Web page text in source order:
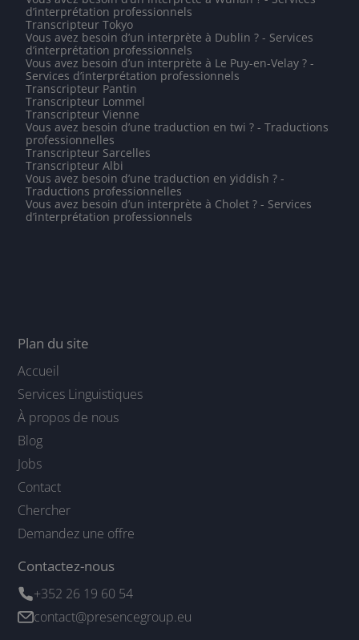
d’interprétation professionnels
Transcripteur Tokyo
Vous avez besoin d’un interprète à Dublin ? - Services
d’interprétation professionnels
Vous avez besoin d’un interprète à Le Puy-en-Velay ? -
Services d’interprétation professionnels
Transcripteur Pantin
Transcripteur Lommel
Transcripteur Vienne
Vous avez besoin d’une traduction en twi ? - Traductions
professionnelles
Transcripteur Sarcelles
Transcripteur Albi
Vous avez besoin d’une traduction en yiddish ? -
Traductions professionnelles
Vous avez besoin d’un interprète à Cholet ? - Services
d’interprétation professionnels
Plan du site
Accueil
Services Linguistiques
À propos de nous
Blog
Jobs
Contact
Chercher
Demandez une offre
Contactez-nous
+352 26 19 60 54
contact@presencegroup.eu